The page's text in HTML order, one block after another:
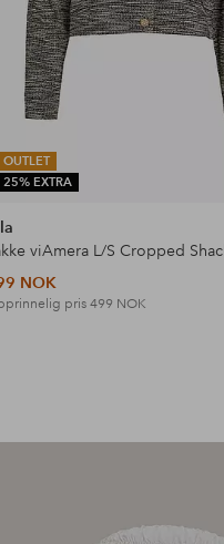
OUTLET
25% EXTRA
viAmera L/S Cropped
NOK
pris499 NOK